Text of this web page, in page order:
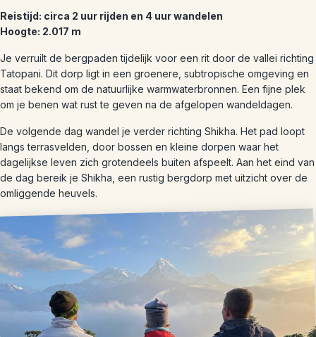
Reistijd: circa 2 uur rijden en 4 uur wandelen
Hoogte: 2.017 m
Je verruilt de bergpaden tijdelijk voor een rit door de vallei richting
Tatopani. Dit dorp ligt in een groenere, subtropische omgeving en
staat bekend om de natuurlijke warmwaterbronnen. Een fijne plek
om je benen wat rust te geven na de afgelopen wandeldagen.
De volgende dag wandel je verder richting Shikha. Het pad loopt
langs terrasvelden, door bossen en kleine dorpen waar het
dagelijkse leven zich grotendeels buiten afspeelt. Aan het eind van
de dag bereik je Shikha, een rustig bergdorp met uitzicht over de
omliggende heuvels.